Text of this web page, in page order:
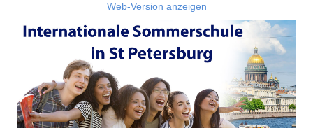
Web-Version anzeigen